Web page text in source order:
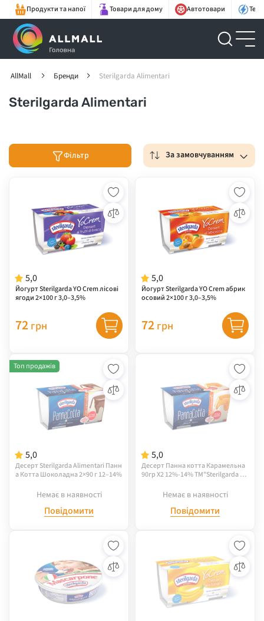
Продукти та напої Товари для дому Автотовари
AllMall Бренди Sterilgarda Alimentari
Sterilgarda Alimentari
Фільтр За замовчуванням
5,0
Йогурт Sterilgarda YO Crem лісові
ягоди 2×100 г 3,0–3,5%
72 грн
5,0
Йогурт Sterilgarda YO Crem абрик
осовий 2×100 г 3,0–3,5%
72 грн
5,0
Десерт Sterilgarda Alimentari Панн
а Котта Шоколадна 2×90 г 12–14%
Топ продажів
Немає в наявності
Повідомити
5,0
Десерт Панна котта Карамельна
90гр Х2 12%-14% TM"Sterilgarda Ali
Немає в наявності
Повідомити